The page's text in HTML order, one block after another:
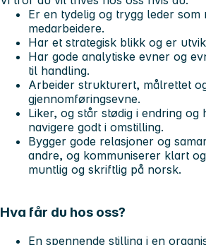
Er en tydelig og trygg leder
medarbeidere.
Har et strategisk blikk og er
Har gode analytiske evner og
til handling.
Arbeider strukturert, målrettet
gjennomføringsevne.
Liker, og står stødig i endring og
navigere godt i omstilling.
Bygger gode relasjoner og
andre, og kommuniserer klart
muntlig og skriftlig på norsk.
Hva får du hos oss?
En spennende stilling i en